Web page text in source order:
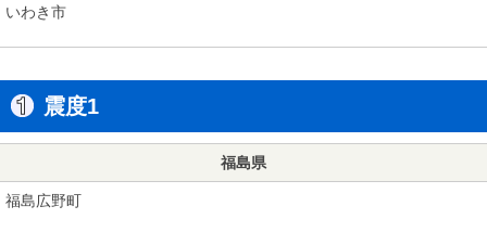
いわき市
震度1
福島県
福島広野町